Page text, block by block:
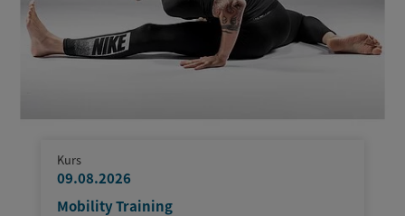
Kurs
09.08.2026
Mobility Training